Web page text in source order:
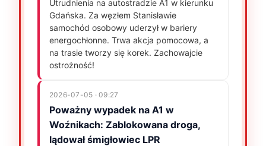
Utrudnienia na autostradzie A1 w kierunku
Gdańska. Za węzłem Stanisławie
samochód osobowy uderzył w bariery
energochłonne. Trwa akcja pomocowa, a
na trasie tworzy się korek. Zachowajcie
ostrożność!
2026-07-05 · 09:27
Poważny wypadek na A1 w
Woźnikach: Zablokowana droga,
lądował śmigłowiec LPR